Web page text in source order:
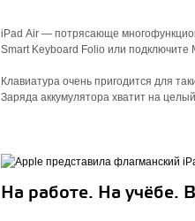
iPad Air — потрясающе
Smart Keyboard Folio или
Клавиатура очень пригодится для
Заряда аккумулятора хватит на
На работе. На учёбе.